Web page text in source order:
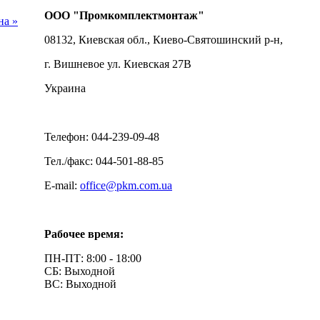
»
ООО "Промкомплектмонтаж"
08132, Киевская обл., Киево-Святошинский р-н,
г. Вишневое ул. Киевская 27В
Украина
Телефон: 044-239-09-48
Тел./факс: 044-501-88-85
E-mail: office@pkm.com.ua
Рабочее время:
ПН-ПТ: 8:00 - 18:00
СБ: Выходной
ВС: Выходной